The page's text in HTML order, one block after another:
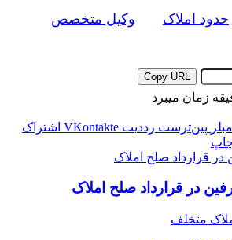
حدود املاک
وکیل متخصص
Copy URL
‫پین‌ترست ‫رددیت ‫VKontakte اشتراک
قرارداد صلح املاک
در قرارداد صلح املاک
متخلف